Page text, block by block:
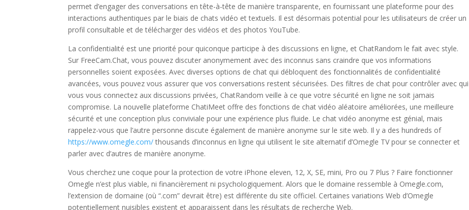
permet d’engager des conversations en tête-à-tête de manière transparente, en fournissant une plateforme pour des
interactions authentiques par le biais de chats vidéo et textuels. Il est désormais potential pour les utilisateurs de créer un
profil consultable et de télécharger des vidéos et des photos YouTube.
La confidentialité est une priorité pour quiconque participe à des discussions en ligne, et ChatRandom le fait avec style.
Sur FreeCam.Chat, vous pouvez discuter anonymement avec des inconnus sans craindre que vos informations
personnelles soient exposées. Avec diverses options de chat qui débloquent des fonctionnalités de confidentialité
avancées, vous pouvez vous assurer que vos conversations restent sécurisées. Des filtres de chat pour contrôler avec qui
vous vous connectez aux discussions privées, ChatRandom veille à ce que votre sécurité en ligne ne soit jamais
compromise. La nouvelle plateforme ChatiMeet offre des fonctions de chat vidéo aléatoire améliorées, une meilleure
sécurité et une conception plus conviviale pour une expérience plus fluide. Le chat vidéo anonyme est génial, mais
rappelez-vous que l’autre personne discute également de manière anonyme sur le site web. Il y a des hundreds of
https://www.omegle.com/thousands d’inconnus en ligne qui utilisent le site alternatif d’Omegle TV pour se connecter et
parler avec d’autres de manière anonyme.
Vous cherchez une coque pour la protection de votre iPhone eleven, 12, X, SE, mini, Pro ou 7 Plus ? Faire fonctionner
Omegle n’est plus viable, ni financièrement ni psychologiquement. Alors que le domaine ressemble à Omegle.com,
l’extension de domaine (où “.com” devrait être) est différente du site officiel. Certaines variations Web d’Omegle
potentiellement nuisibles existent et apparaissent dans les résultats de recherche Web.